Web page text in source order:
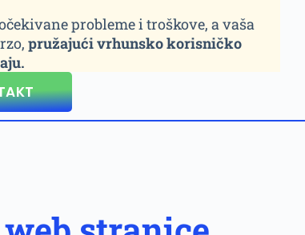
probleme i troškove, a vaša
pružajući vrhunsko korisničko